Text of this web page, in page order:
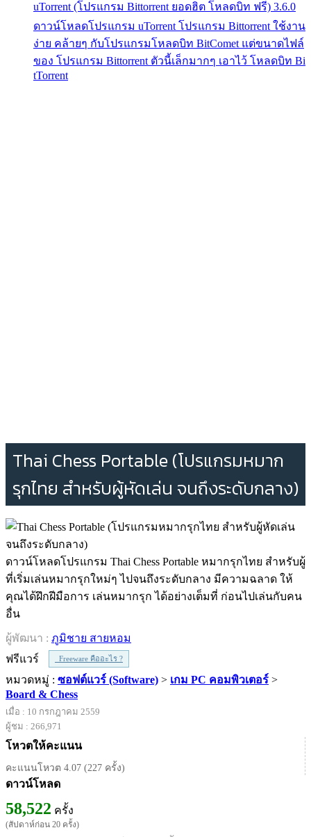
uTorrent (โปรแกรม Bittorrent ยอดฮิต โหลดบิท ฟรี) 3.6.0
ดาวน์โหลดโปรแกรม uTorrent โปรแกรม Bittorrent ใช้งาน
ง่าย คล้ายๆ กับโปรแกรมโหลดบิท BitComet แต่ขนาดไฟล์
ของ โปรแกรม Bittorrent ตัวนี้เล็กมากๆ เอาไว้ โหลดบิท Bi
tTorrent
Thai Chess Portable (โปรแกรมหมาก
รุกไทย สำหรับผู้หัดเล่น จนถึงระดับกลาง)
ดาวน์โหลดโปรแกรม Thai Chess Portable หมากรุกไทย สำหรับผู้
ที่เริ่มเล่นหมากรุกใหม่ๆ ไปจนถึงระดับกลาง มีความฉลาด ให้
คุณได้ฝึกฝีมือการ เล่นหมากรุก ได้อย่างเต็มที่ ก่อนไปเล่นกับคน
อื่น
ผู้พัฒนา : ภูมิชาย สายหอม
ฟรีแวร์
Freeware คืออะไร ?
หมวดหมู่ : ซอฟต์แวร์ (Software) > เกม PC คอมพิวเตอร์ >
Board & Chess
เมื่อ : 10 กรกฎาคม 2559
ผู้ชม : 266,971
โหวตให้คะแนน
คะแนนโหวต 4.07 (227 ครั้ง)
ดาวน์โหลด
58,522 ครั้ง
(สัปดาห์ก่อน 20 ครั้ง)